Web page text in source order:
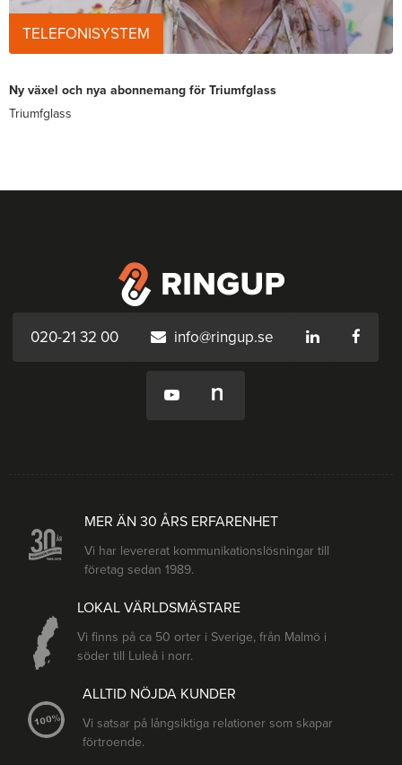
TELEFONISYSTEM
Ny växel och nya abonnemang för Triumfglass
Triumfglass
020-21 32 00 info@ringup.se
MER ÄN 30 ÅRS ERFARENHET
Vi har levererat kommunikationslösningar till
företag sedan 1989.
LOKAL VÄRLDSMÄSTARE
Vi finns på ca 50 orter i Sverige, från Malmö i
söder till Luleå i norr.
ALLTID NÖJDA KUNDER
Vi satsar på långsiktiga relationer som skapar
förtroende.